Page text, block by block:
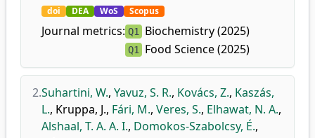
doi DEA WoS Scopus
Journal metrics: Q1 Biochemistry (2025)
Q1 Food Science (2025)
2.Suhartini, W., Yavuz, S. R., Kovács, Z., Kaszás,
L., Kruppa, J., Fári, M., Veres, S., Elhawat, N. A.,
Alshaal, T. A. A. I., Domokos-Szabolcsy, É.,